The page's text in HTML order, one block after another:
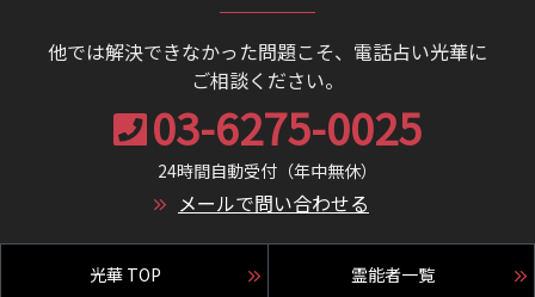
他では解決できなかった問題こそ、電話占い光華に
ご相談ください。
03-6275-0025
24時間自動受付（年中無休）
メールで問い合わせる
光華 TOP 霊能者一覧